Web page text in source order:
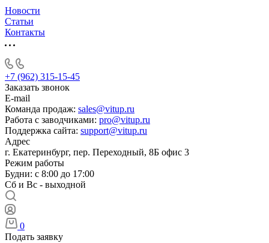
Новости
Статьи
Контакты
+7 (962) 315-15-45
Заказать звонок
E-mail
Команда продаж: sales@vitup.ru
Работа с заводчиками: pro@vitup.ru
Поддержка сайта: support@vitup.ru
Адрес
г. Екатеринбург, пер. Переходный, 8Б офис 3
Режим работы
Будни: с 8:00 до 17:00
Сб и Вс - выходной
0
Подать заявку